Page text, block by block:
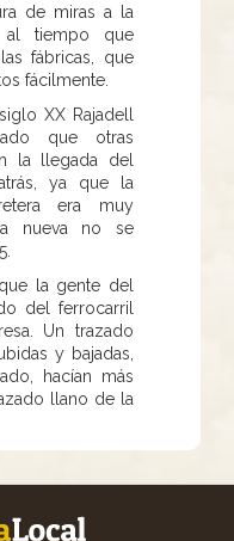
de miras a la
al tiempo que
fábricas, que
fácilmente.
XX Rajadell
que otras
la llegada del
ya que la
era muy
nueva no se
la gente del
del ferrocarril
Un trazado
y bajadas,
hacían más
llano de la